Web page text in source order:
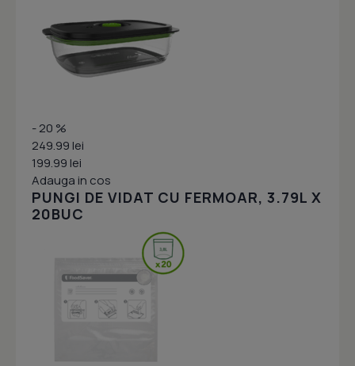
- 20 %
249.99 lei
199.99 lei
Adauga in cos
PUNGI DE VIDAT CU FERMOAR, 3.79L X
20BUC